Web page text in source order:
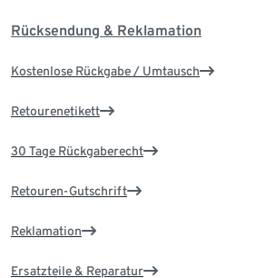
Rücksendung & Reklamation
Kostenlose Rückgabe / Umtausch
Retourenetikett
30 Tage Rückgaberecht
Retouren-Gutschrift
Reklamation
Ersatzteile & Reparatur